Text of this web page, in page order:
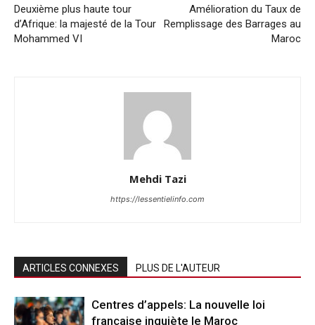
Deuxième plus haute tour
d’Afrique: la majesté de la Tour
Mohammed VI
Amélioration du Taux de
Remplissage des Barrages au
Maroc
Mehdi Tazi
https://lessentielinfo.com
ARTICLES CONNEXES PLUS DE L'AUTEUR
Centres d’appels: La nouvelle loi
française inquiète le Maroc